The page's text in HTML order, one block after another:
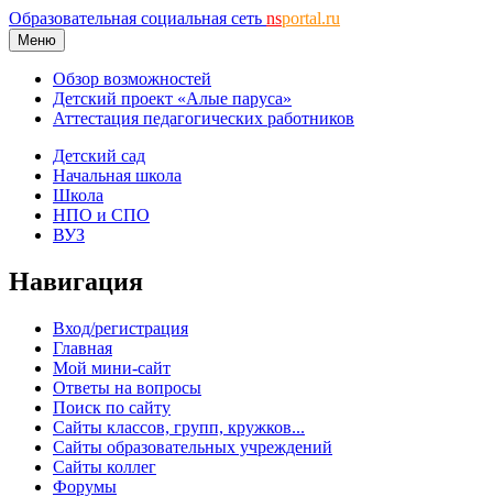
Образовательная социальная сеть nsportal.ru
Меню
Обзор возможностей
Детский проект «Алые паруса»
Аттестация педагогических работников
Детский сад
Начальная школа
Школа
НПО и СПО
ВУЗ
Навигация
Вход/регистрация
Главная
Мой мини-сайт
Ответы на вопросы
Поиск по сайту
Сайты классов, групп, кружков...
Сайты образовательных учреждений
Сайты коллег
Форумы